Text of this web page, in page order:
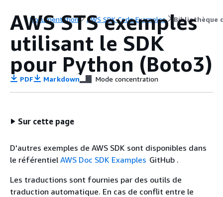
Documentation AWS SDK Code Examples Bibliothèque
AWS STS exemples
utilisant le SDK
pour Python (Boto3)
PDF Markdown Mode concentration
Sur cette page
D'autres exemples de AWS SDK sont disponibles dans
le référentiel AWS Doc SDK Examples GitHub .
Les traductions sont fournies par des outils de
traduction automatique. En cas de conflit entre le